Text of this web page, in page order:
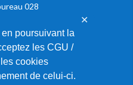
en poursuivant la
les CGU /
cookies
de celui-ci.
✕
028
la CFTC